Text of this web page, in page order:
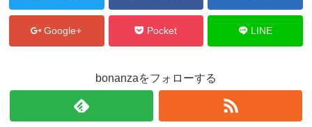
Google+ Pocket LINE
bonanzaをフォローする